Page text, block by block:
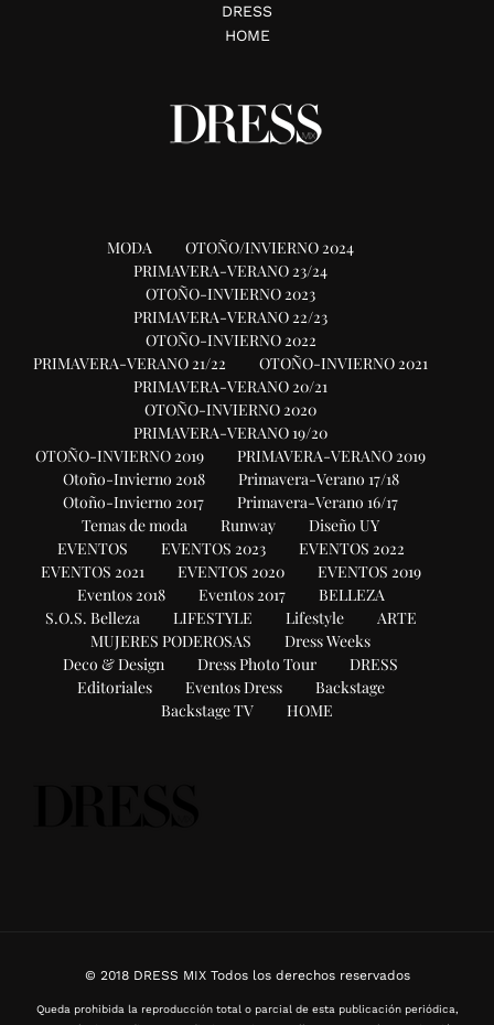
DRESS
HOME
MODA
OTOÑO/INVIERNO 2024
PRIMAVERA-VERANO 23/24
OTOÑO-INVIERNO 2023
PRIMAVERA-VERANO 22/23
OTOÑO-INVIERNO 2022
PRIMAVERA-VERANO 21/22
OTOÑO-INVIERNO 2021
PRIMAVERA-VERANO 20/21
OTOÑO-INVIERNO 2020
PRIMAVERA-VERANO 19/20
OTOÑO-INVIERNO 2019
PRIMAVERA-VERANO 2019
Otoño-Invierno 2018
Primavera-Verano 17/18
Otoño-Invierno 2017
Primavera-Verano 16/17
Temas de moda
Runway
Diseño UY
EVENTOS
EVENTOS 2023
EVENTOS 2022
EVENTOS 2021
EVENTOS 2020
EVENTOS 2019
Eventos 2018
Eventos 2017
BELLEZA
S.O.S. Belleza
LIFESTYLE Lifestyle
ARTE
MUJERES PODEROSAS
Dress Weeks
Deco & Design
Dress Photo Tour
DRESS
Editoriales
Eventos Dress
Backstage
Backstage TV
HOME
© 2018 DRESS MIX Todos los derechos reservados
Queda prohibida la reproducción total o parcial de esta publicación periódica,